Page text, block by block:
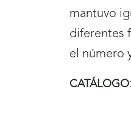
mantuvo
diferentes
el número
CATÁLOGO: